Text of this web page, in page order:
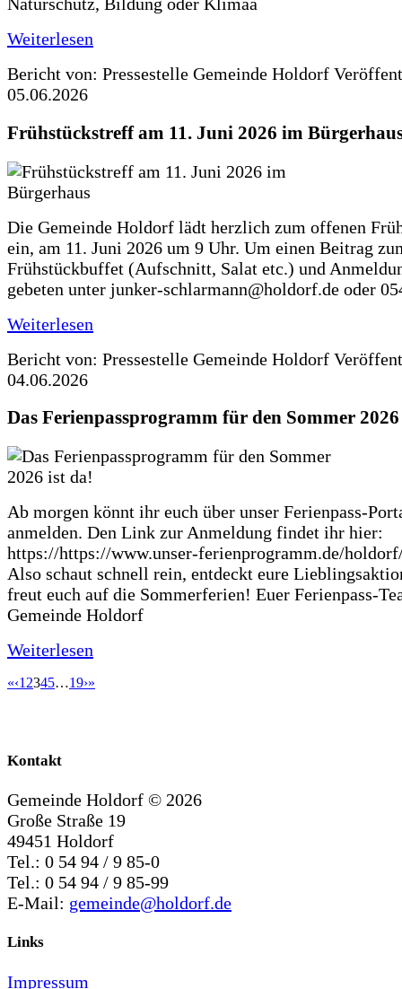
Weiterlesen
Bericht von: Pressestelle Gemeinde Holdorf
05.06.2026
Frühstückstreff am 11. Juni 2026 im
Die Gemeinde Holdorf lädt herzlich zum offenen
ein, am 11. Juni 2026 um 9 Uhr. Um einen Beitrag
Frühstückbuffet (Aufschnitt, Salat etc.) und
gebeten unter junker-schlarmann@holdorf.de oder
Weiterlesen
Bericht von: Pressestelle Gemeinde Holdorf
04.06.2026
Das Ferienpassprogramm für den Sommer
Ab morgen könnt ihr euch über unser Ferienpass-
anmelden. Den Link zur Anmeldung findet ihr hier:
https://https://www.unser-ferienprogramm.de/
Also schaut schnell rein, entdeckt eure
freut euch auf die Sommerferien! Euer Ferienpass-
Gemeinde Holdorf
Weiterlesen
«‹1 2345…19›»
Kontakt
Gemeinde Holdorf © 2026
Große Straße 19
49451 Holdorf
Tel.: 0 54 94 / 9 85-0
Tel.: 0 54 94 / 9 85-99
E-Mail: gemeinde@holdorf.de
Links
Impressum